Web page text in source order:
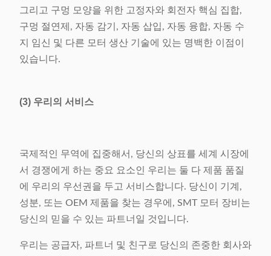
그리고 구멍 모양을 위한 고정자와 회전자 핵심 집합,
구멍 절연제, 자동 감기, 자동 삽입, 자동 융합, 자동 수
지 임신 및 다른 모터 생산 기술에 있는 명백한 이점이
있습니다.
(3) 우리의 서비스
국제적인 무역에 집중해서, 당신의 상표를 세계 시장에
서 경쟁에게 하는 중요 요소인 우리는 둘 다 제품 품질
에 우리의 우선권을 두고 서비스합니다. 당신이 기계,
성분, 또는 OEM 제품을 찾는 경우에, SMT 모터 장비는
당신의 믿을 수 있는 파트너일 것입니다.
우리는 공급자, 파트너 및 친구로 당신의 존중한 회사와